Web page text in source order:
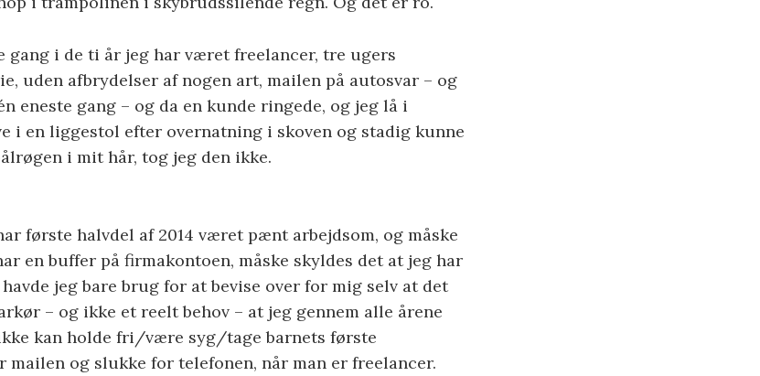
gang i de ti år jeg har været freelancer, tre ugers
uden afbrydelser af nogen art, mailen på autosvar – og
eneste gang – og da en kunde ringede, og jeg lå i
i en liggestol efter overnatning i skoven og stadig kunne
i mit hår, tog jeg den ikke.
første halvdel af 2014 været pænt arbejdsom, og måske
en buffer på firmakontoen, måske skyldes det at jeg har
jeg bare brug for at bevise over for mig selv at det
– og ikke et reelt behov – at jeg gennem alle årene
kan holde fri/være syg/tage barnets første
og slukke for telefonen, når man er freelancer.